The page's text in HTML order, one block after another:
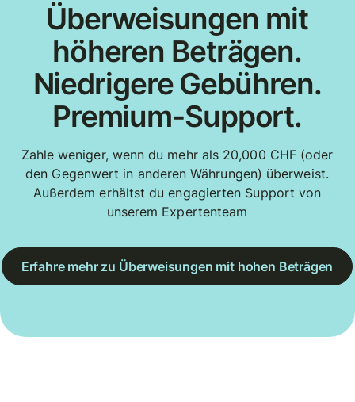
Überweisungen mit
höheren Beträgen.
Niedrigere Gebühren.
Premium-Support.
Zahle weniger, wenn du mehr als 20,000 CHF (oder
den Gegenwert in anderen Währungen) überweist.
Außerdem erhältst du engagierten Support von
unserem Expertenteam
Erfahre mehr zu Überweisungen mit hohen Beträgen